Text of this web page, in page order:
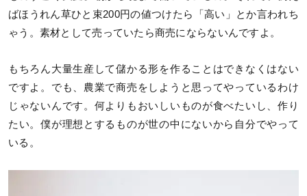
ばほうれん草ひと束200円の値つけたら「高い」とか言われち
ゃう。素材として売っていたら商売にならないんですよ。
もちろん大量生産して儲かる形を作ることはできなくはない
ですよ。でも、農業で商売をしようと思ってやっているわけ
じゃないんです。何よりもおいしいものが食べたいし、作り
たい。僕が理想とするものが世の中にないから自分でやって
いる。